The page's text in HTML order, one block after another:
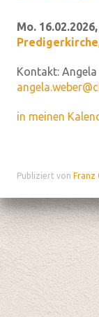
Mo.
Predigerkirche
Kontakt: Angela
in meinen
Publiziert von Franz